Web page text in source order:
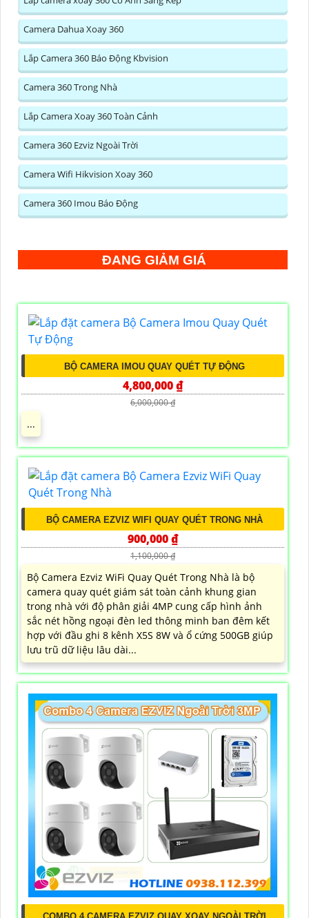
Camera Dahua Xoay 360
Lắp Camera 360 Báo Động Kbvision
Camera 360 Trong Nhà
Lắp Camera Xoay 360 Toàn Cảnh
Camera 360 Ezviz Ngoài Trời
Camera Wifi Hikvision Xoay 360
Camera 360 Imou Báo Động
ĐANG GIẢM GIÁ
BỘ CAMERA IMOU QUAY QUÉT TỰ ĐỘNG
4,800,000 ₫
6,000,000 ₫
...
BỘ CAMERA EZVIZ WIFI QUAY QUÉT TRONG NHÀ
900,000 ₫
1,100,000 ₫
Bộ Camera Ezviz WiFi Quay Quét Trong Nhà là bộ
camera quay quét giám sát toàn cảnh khung gian
trong nhà với độ phân giải 4MP cung cấp hình ảnh
sắc nét hồng ngoại đèn led thông minh ban đêm kết
hợp với đầu ghi 8 kênh X5S 8W và ổ cứng 500GB giúp
lưu trũ dữ liệu lâu dài...